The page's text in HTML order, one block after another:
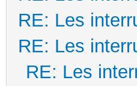
RE: Les
RE: Les
RE: Les